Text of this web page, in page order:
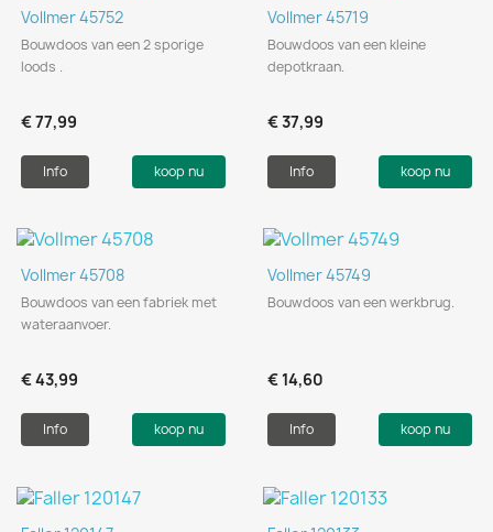
Vollmer 45752
Bouwdoos van een 2 sporige
loods .
€ 77,99
Info koop nu
Vollmer 45719
Bouwdoos van een kleine
depotkraan.
€ 37,99
Info koop nu
Vollmer 45708
Bouwdoos van een fabriek met
wateraanvoer.
€ 43,99
Info koop nu
Vollmer 45749
Bouwdoos van een werkbrug.
€ 14,60
Info koop nu